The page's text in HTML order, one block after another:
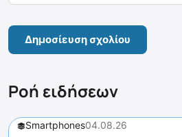
Ροή ειδήσεων
Smartphones04.08.26